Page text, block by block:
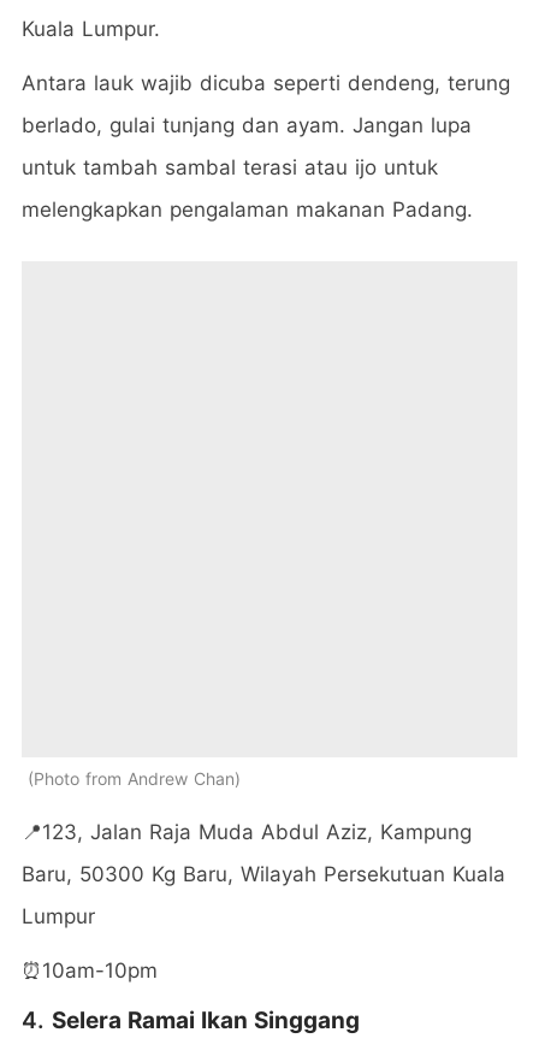
Kuala Lumpur.
Antara lauk wajib dicuba seperti dendeng, terung
berlado, gulai tunjang dan ayam. Jangan lupa
untuk tambah sambal terasi atau ijo untuk
melengkapkan pengalaman makanan Padang.
Photo from Andrew Chan
📍123, Jalan Raja Muda Abdul Aziz, Kampung
Baru, 50300 Kg Baru, Wilayah Persekutuan Kuala
Lumpur
⏰10am-10pm
4. Selera Ramai Ikan Singgang